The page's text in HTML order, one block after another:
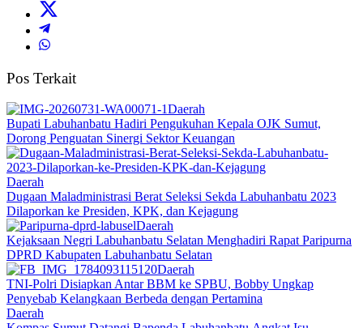
Pos Terkait
Daerah
Bupati Labuhanbatu Hadiri Pengukuhan Kepala OJK Sumut,
Dorong Penguatan Sinergi Sektor Keuangan
Daerah
Dugaan Maladministrasi Berat Seleksi Sekda Labuhanbatu 2023
Dilaporkan ke Presiden, KPK, dan Kejagung
Daerah
Kejaksaan Negri Labuhanbatu Selatan Menghadiri Rapat Paripurna
DPRD Kabupaten Labuhanbatu Selatan
Daerah
TNI-Polri Disiapkan Antar BBM ke SPBU, Bobby Ungkap
Penyebab Kelangkaan Berbeda dengan Pertamina
Daerah